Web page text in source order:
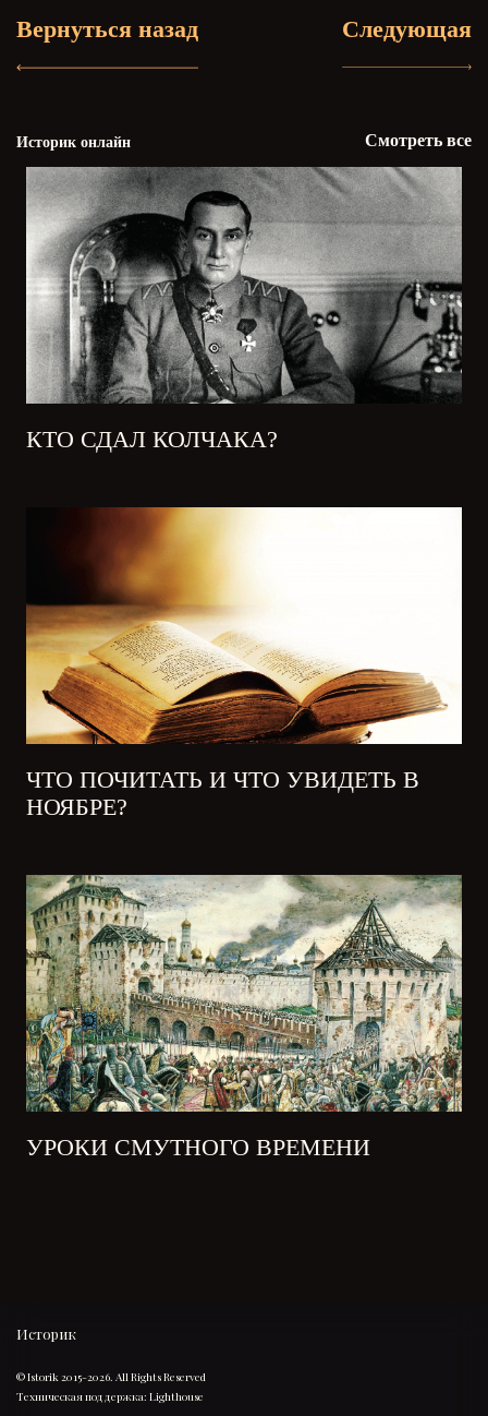
Вернуться назад Следующая
Историк онлайн Смотреть все
КТО СДАЛ КОЛЧАКА?
ЧТО ПОЧИТАТЬ И ЧТО УВИДЕТЬ В
НОЯБРЕ?
УРОКИ СМУТНОГО ВРЕМЕНИ
Историк
© Istorik 2015-2026. All Rights Reserved
Техническая поддержка: Lighthouse